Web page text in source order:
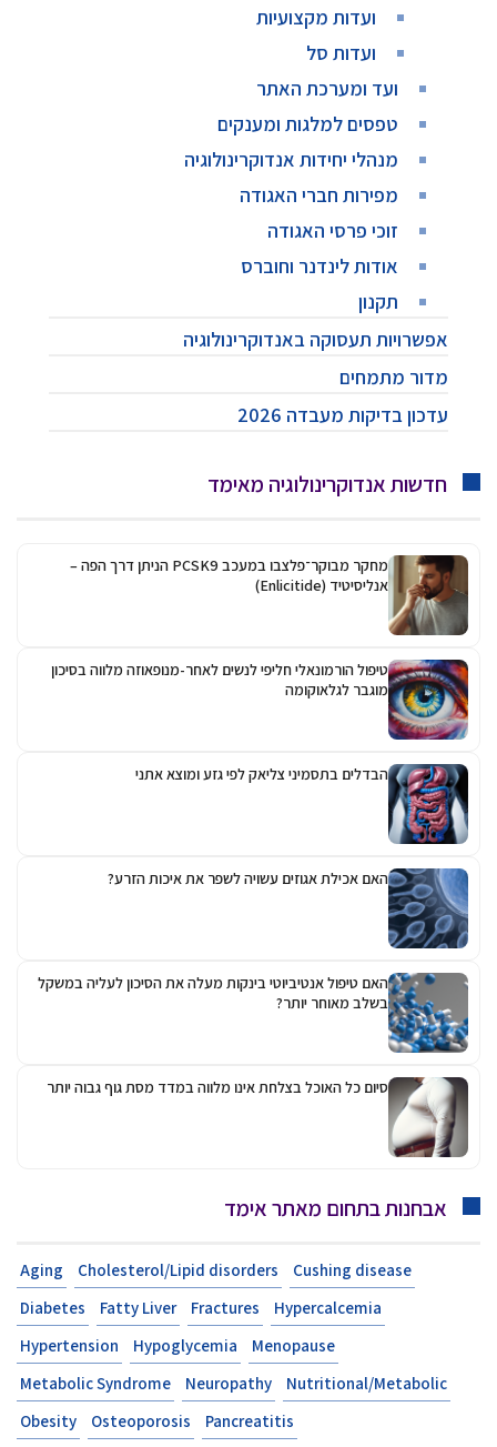
ועדות מקצועיות
ועדות סל
ועד ומערכת האתר
טפסים למלגות ומענקים
מנהלי יחידות אנדוקרינולוגיה
מפירות חברי האגודה
זוכי פרסי האגודה
אודות לינדנר וחוברס
תקנון
אפשרויות תעסוקה באנדוקרינולוגיה
מדור מתמחים
עדכון בדיקות מעבדה 2026
חדשות אנדוקרינולוגיה מאימד
מחקר מבוקר־פלצבו במעכב PCSK9 הניתן דרך הפה –
אנליסיטיד (Enlicitide)
טיפול הורמונאלי חליפי לנשים לאחר-מנופאוזה מלווה בסיכון
מוגבר לגלאוקומה
הבדלים בתסמיני צליאק לפי גזע ומוצא אתני
האם אכילת אגוזים עשויה לשפר את איכות הזרע?
האם טיפול אנטיביוטי בינקות מעלה את הסיכון לעליה במשקל
בשלב מאוחר יותר?
סיום כל האוכל בצלחת אינו מלווה במדד מסת גוף גבוה יותר
אבחנות בתחום מאתר אימד
Aging Cholesterol/Lipid disorders
Cushing disease
Diabetes
Fatty Liver Fractures
Hypercalcemia
Hypertension
Hypoglycemia
Menopause
Metabolic Syndrome
Neuropathy
Nutritional/Metabolic
Obesity
Osteoporosis
Pancreatitis